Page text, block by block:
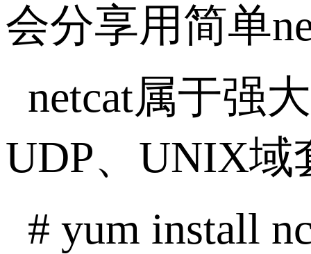
会分享用简单
netcat属于强
UDP、UNIX域
# yum install